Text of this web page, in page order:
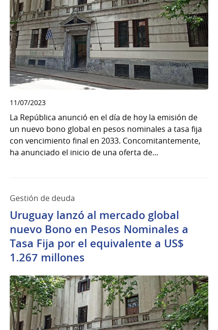
11/07/2023
La República anunció en el día de hoy la emisión de
un nuevo bono global en pesos nominales a tasa fija
con vencimiento final en 2033. Concomitantemente,
ha anunciado el inicio de una oferta de...
Gestión de deuda
Uruguay lanzó al mercado global
nuevo Bono en Pesos Nominales a
Tasa Fija por el equivalente a US$
1.267 millones